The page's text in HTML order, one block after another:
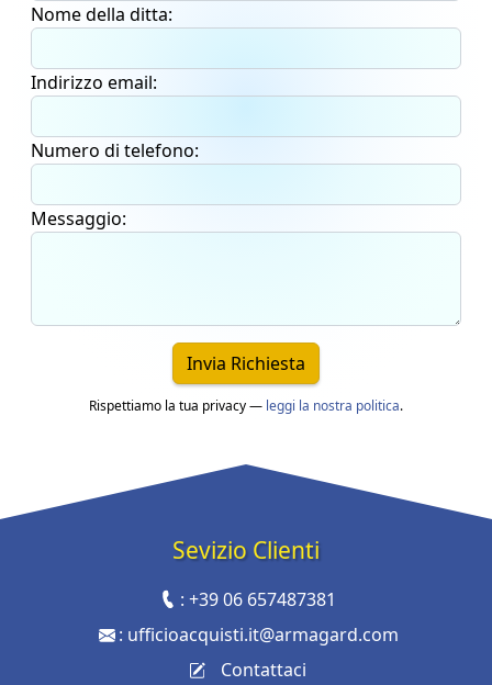
Nome della ditta:
Indirizzo email:
Numero di telefono:
Messaggio:
Invia Richiesta
Rispettiamo la tua privacy — leggi la nostra politica.
Sevizio Clienti
:+39 06 657487381
: ufficioacquisti.it@armagard.com
Contattaci